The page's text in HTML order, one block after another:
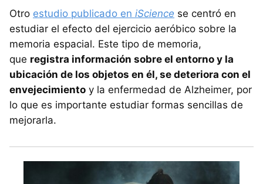
Otro estudio publicado en iScience se centró en
estudiar el efecto del ejercicio aeróbico sobre la
memoria espacial. Este tipo de memoria,
que registra información sobre el entorno y la
ubicación de los objetos en él, se deteriora con el
envejecimiento y la enfermedad de Alzheimer, por
lo que es importante estudiar formas sencillas de
mejorarla.